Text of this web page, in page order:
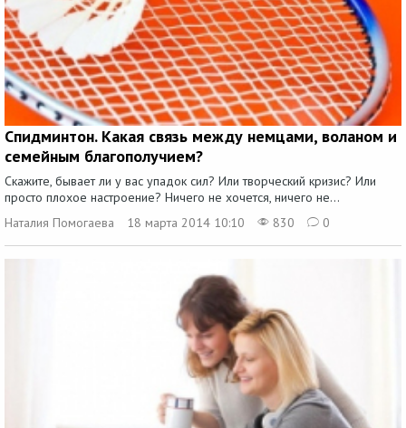
Спидминтон. Какая связь между немцами, воланом и
семейным благополучием?
Скажите, бывает ли у вас упадок сил? Или творческий кризис? Или
просто плохое настроение? Ничего не хочется, ничего не...
Наталия Помогаева
18 марта 2014 10:10 830 0